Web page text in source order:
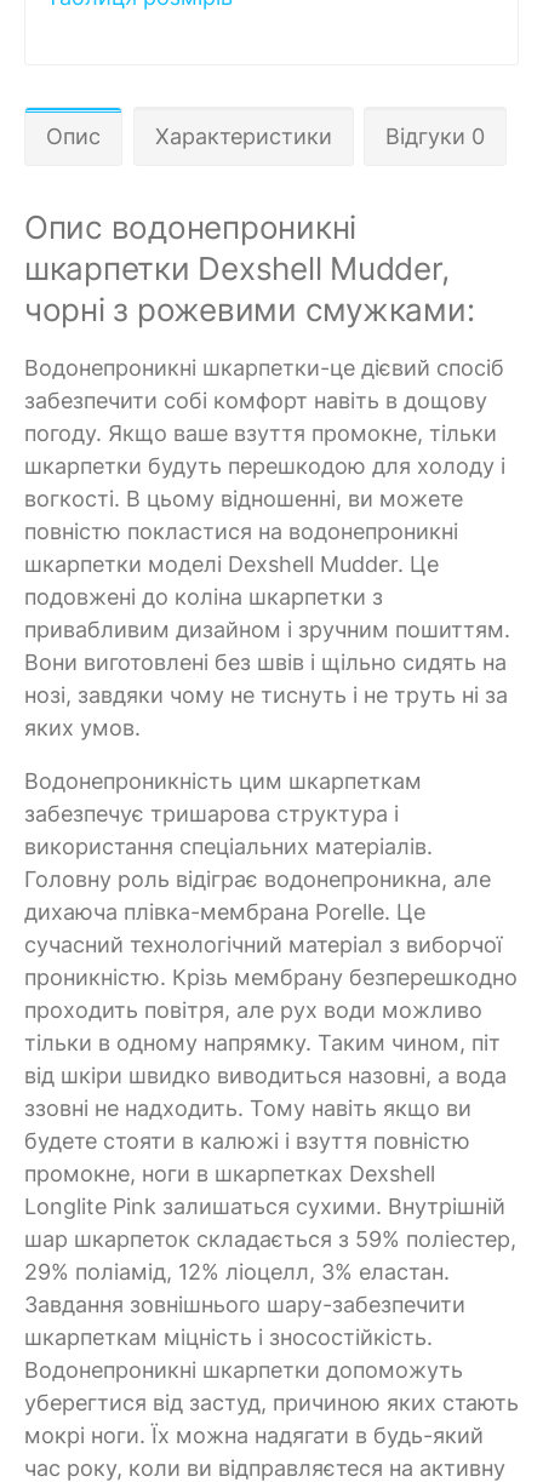
Опис Характеристики Відгуки 0
Опис водонепроникні
шкарпетки Dexshell Mudder,
чорні з рожевими смужками:
Водонепроникні шкарпетки-це дієвий спосіб
забезпечити собі комфорт навіть в дощову
погоду. Якщо ваше взуття промокне, тільки
шкарпетки будуть перешкодою для холоду і
вогкості. В цьому відношенні, ви можете
повністю покластися на водонепроникні
шкарпетки моделі Dexshell Mudder. Це
подовжені до коліна шкарпетки з
привабливим дизайном і зручним пошиттям.
Вони виготовлені без швів і щільно сидять на
нозі, завдяки чому не тиснуть і не труть ні за
яких умов.
Водонепроникність цим шкарпеткам
забезпечує тришарова структура і
використання спеціальних матеріалів.
Головну роль відіграє водонепроникна, але
дихаюча плівка-мембрана Porelle. Це
сучасний технологічний матеріал з виборчої
проникністю. Крізь мембрану безперешкодно
проходить повітря, але рух води можливо
тільки в одному напрямку. Таким чином, піт
від шкіри швидко виводиться назовні, а вода
ззовні не надходить. Тому навіть якщо ви
будете стояти в калюжі і взуття повністю
промокне, ноги в шкарпетках Dexshell
Longlite Pink залишаться сухими. Внутрішній
шар шкарпеток складається з 59% поліестер,
29% поліамід, 12% ліоцелл, 3% еластан.
Завдання зовнішнього шару-забезпечити
шкарпеткам міцність і зносостійкість.
Водонепроникні шкарпетки допоможуть
уберегтися від застуд, причиною яких стають
мокрі ноги. Їх можна надягати в будь-який
час року, коли ви відправляєтеся на активну